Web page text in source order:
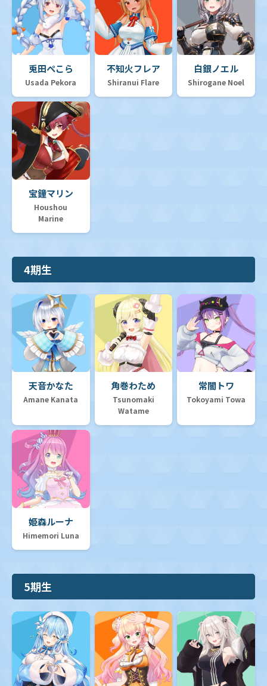
兎田ぺこら
Usada Pekora
不知火フレア
Shiranui Flare
白銀ノエル
Shirogane Noel
宝鐘マリン
Houshou
Marine
4期生
天音かなた
Amane Kanata
角巻わため
Tsunomaki
Watame
常闇トワ
Tokoyami Towa
姫森ルーナ
Himemori Luna
5期生